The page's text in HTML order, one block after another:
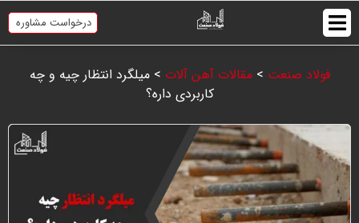
درخواست مشاوره
فولاد صنعت >مقالات آهن آلات >میلگرد انتظار چیه و چه
کاربردی داره؟